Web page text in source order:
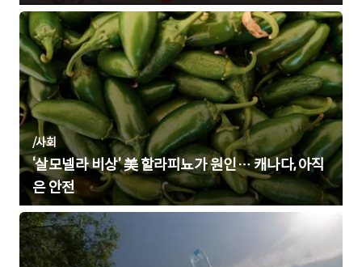
/사회
‘살모넬라 비상’ 美 할라피뇨가 원인… 캐나다, 아직
은 안전